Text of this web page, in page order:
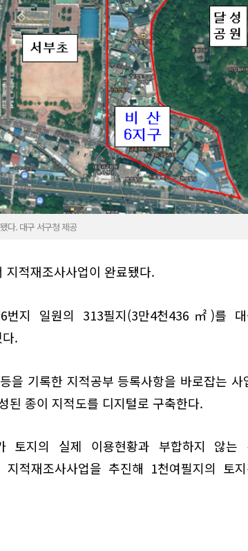
다. 대구 서구청 제공
지적재조사사업이 완료됐다.
번지 일원의 313필지(3만4천436㎡)를 대
.
을 기록한 지적공부 등록사항을 바로잡는 사
된 종이 지적도를 디지털로 구축한다.
토지의 실제 이용현황과 부합하지 않는
적재조사사업을 추진해 1천여필지의 토지